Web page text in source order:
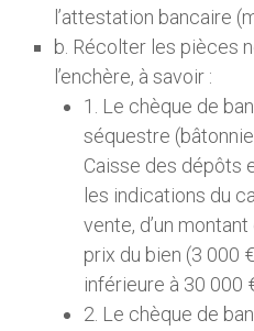
l’attestation bancaire
b. Récolter les pièces
l’enchère, à savoir :
1. Le chèque de
séquestre
Caisse des dépôts
les indications du
vente, d’un
prix du bien (3 000
inférieure à 30 000
2. Le chèque de